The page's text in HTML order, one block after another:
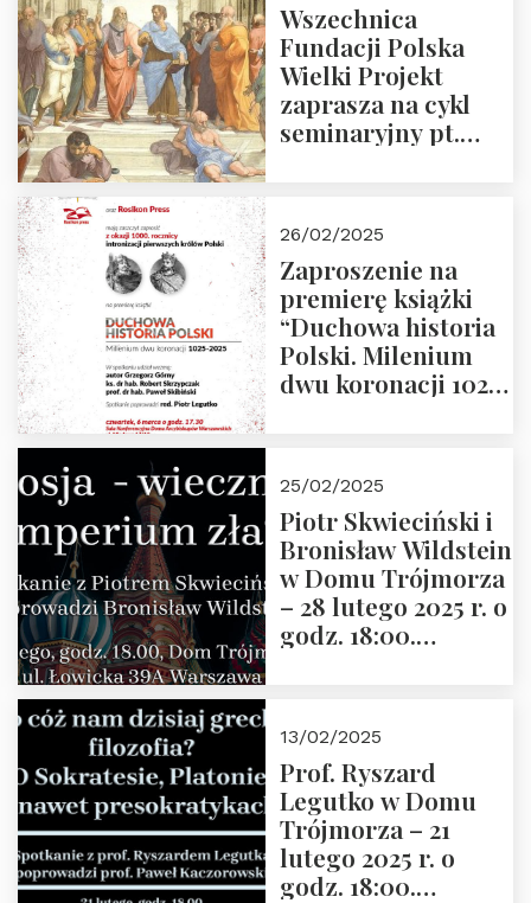
Wszechnica
Fundacji Polska
Wielki Projekt
zaprasza na cykl
seminaryjny pt.
26/02/2025
Zaproszenie na
premierę książki
“Duchowa historia
Polski. Milenium
dwu koronacji 1025-
2025 r. godz. 17:30,
DAW ul. Miodowa
17/19
25/02/2025
Piotr Skwieciński i
Bronisław Wildstein
w Domu Trójmorza
– 28 lutego 2025 r. o
godz. 18:00.
13/02/2025
Prof. Ryszard
Legutko w Domu
Trójmorza – 21
lutego 2025 r. o
godz. 18:00.